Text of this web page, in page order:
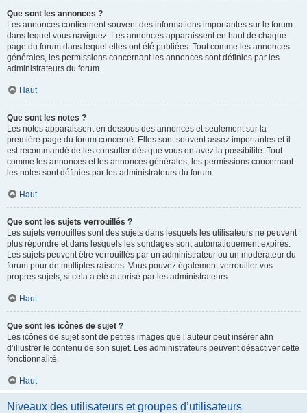
Que sont les annonces ?
Les annonces contiennent souvent des informations importantes sur le forum
dans lequel vous naviguez. Les annonces apparaissent en haut de chaque
page du forum dans lequel elles ont été publiées. Tout comme les annonces
générales, les permissions concernant les annonces sont définies par les
administrateurs du forum.
Haut
Que sont les notes ?
Les notes apparaissent en dessous des annonces et seulement sur la
première page du forum concerné. Elles sont souvent assez importantes et il
est recommandé de les consulter dès que vous en avez la possibilité. Tout
comme les annonces et les annonces générales, les permissions concernant
les notes sont définies par les administrateurs du forum.
Haut
Que sont les sujets verrouillés ?
Les sujets verrouillés sont des sujets dans lesquels les utilisateurs ne peuvent
plus répondre et dans lesquels les sondages sont automatiquement expirés.
Les sujets peuvent être verrouillés par un administrateur ou un modérateur du
forum pour de multiples raisons. Vous pouvez également verrouiller vos
propres sujets, si cela a été autorisé par les administrateurs.
Haut
Que sont les icônes de sujet ?
Les icônes de sujet sont de petites images que l’auteur peut insérer afin
d’illustrer le contenu de son sujet. Les administrateurs peuvent désactiver cette
fonctionnalité.
Haut
Niveaux des utilisateurs et groupes d’utilisateurs